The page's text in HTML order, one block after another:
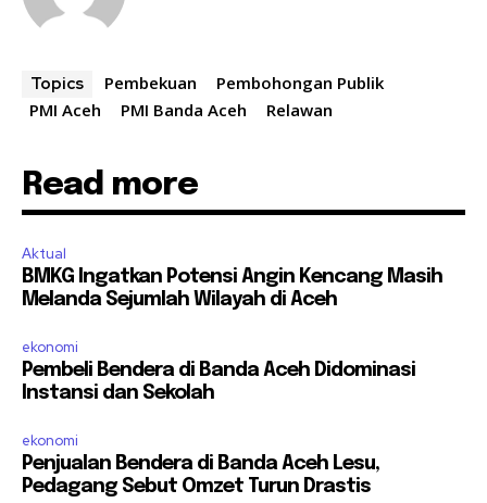
Topics Pembekuan
Pembohongan Publik
PMI Aceh
PMI Banda Aceh Relawan
Read more
Aktual
BMKG Ingatkan Potensi Angin Kencang Masih
Melanda Sejumlah Wilayah di Aceh
ekonomi
Pembeli Bendera di Banda Aceh Didominasi
Instansi dan Sekolah
ekonomi
Penjualan Bendera di Banda Aceh Lesu,
Pedagang Sebut Omzet Turun Drastis